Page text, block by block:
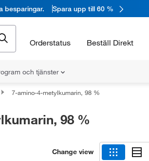
besparingar. Spara upp till 60 %
Orderstatus Beställ Direkt
och tjänster
7-amino-4-metylkumarin, 98 %
98 %
Change view